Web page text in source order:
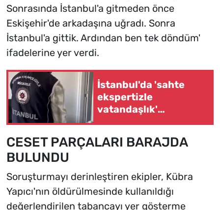
Sonrasında İstanbul'a gitmeden önce
Eskişehir'de arkadaşına uğradı. Sonra
İstanbul'a gittik. Ardından ben tek döndüm'
ifadelerine yer verdi.
İstanbul'da 'sahte
ekspertizle
vatandaşlık'
usulsüzlük iddiası
CESET PARÇALARI BARAJDA
BULUNDU
Soruşturmayı derinleştiren ekipler, Kübra
Yapıcı'nın öldürülmesinde kullanıldığı
değerlendirilen tabancayı yer gösterme